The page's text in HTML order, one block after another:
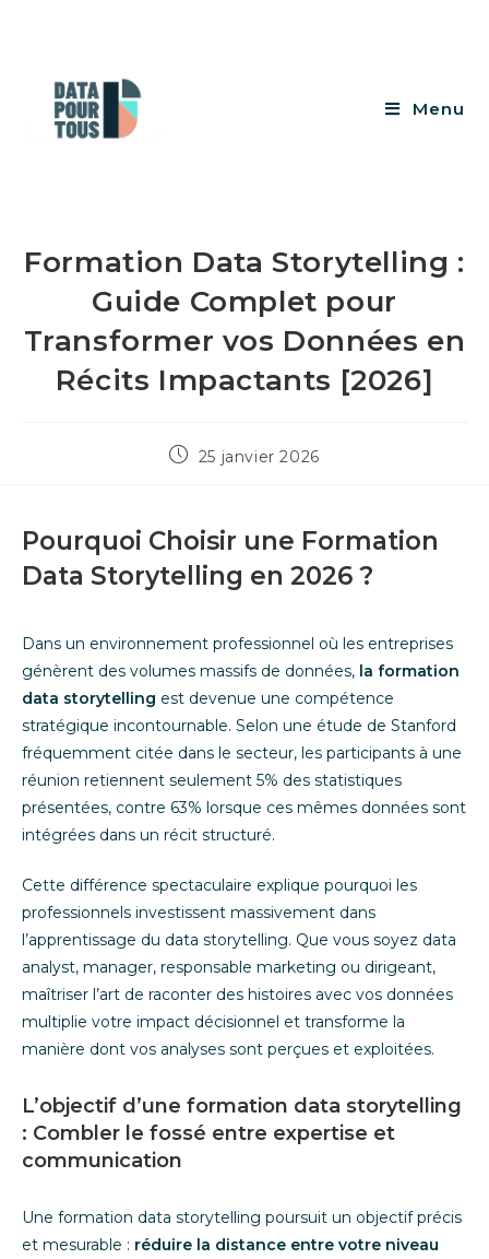
Menu
Formation Data Storytelling :
Guide Complet pour
Transformer vos Données en
Récits Impactants [2026]
25 janvier 2026
Pourquoi Choisir une Formation
Data Storytelling en 2026 ?
Dans un environnement professionnel où les entreprises
génèrent des volumes massifs de données, la formation
data storytelling est devenue une compétence
stratégique incontournable. Selon une étude de Stanford
fréquemment citée dans le secteur, les participants à une
réunion retiennent seulement 5% des statistiques
présentées, contre 63% lorsque ces mêmes données sont
intégrées dans un récit structuré.
Cette différence spectaculaire explique pourquoi les
professionnels investissent massivement dans
l’apprentissage du data storytelling. Que vous soyez data
analyst, manager, responsable marketing ou dirigeant,
maîtriser l’art de raconter des histoires avec vos données
multiplie votre impact décisionnel et transforme la
manière dont vos analyses sont perçues et exploitées.
L’objectif d’une formation data storytelling
: Combler le fossé entre expertise et
communication
Une formation data storytelling poursuit un objectif précis
et mesurable : réduire la distance entre votre niveau